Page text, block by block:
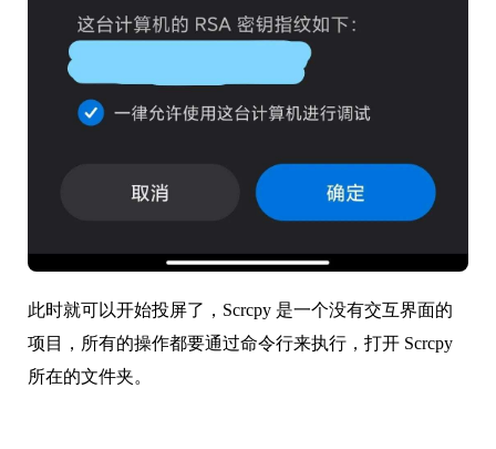
此时就可以开始投屏了，Scrcpy 是一个没有交互界面的
项目，所有的操作都要通过命令行来执行，打开 Scrcpy
所在的文件夹。